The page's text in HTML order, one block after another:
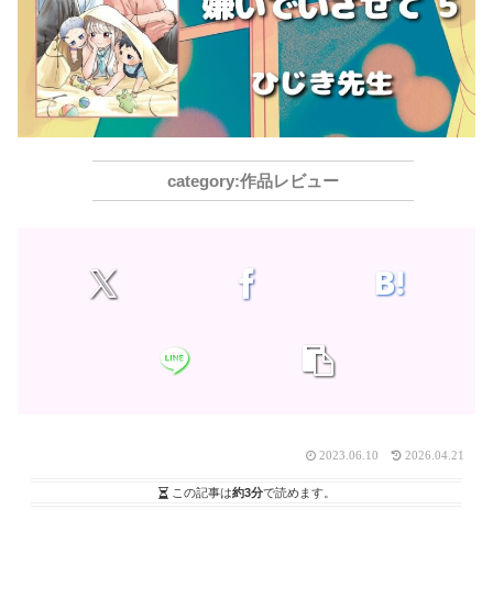
作品レビュー
2023.06.10 2026.04.21
この記事は約3分で読めます。